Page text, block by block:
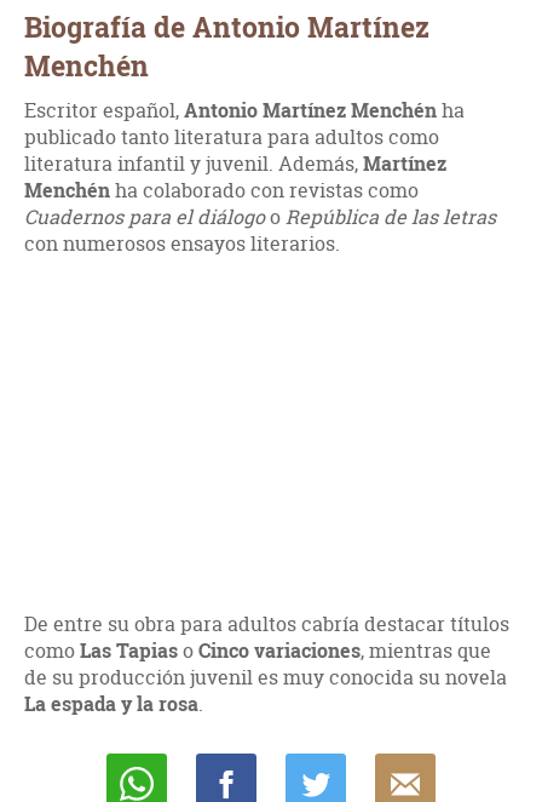
Biografía de Antonio Martínez
Menchén
Escritor español,Antonio Martínez Menchénha
publicado tanto literatura para adultos como
literatura infantil y juvenil. Además,Martínez
Menchénha colaborado con revistas como
Cuadernos para el diálogooRepública de las letras
con numerosos ensayos literarios.
De entre su obra para adultos cabría destacar títulos
comoLas TapiasoCinco variaciones, mientras que
de su producción juvenil es muy conocida su novela
La espada y la rosa.